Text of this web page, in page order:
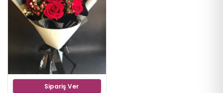
Sipariş Ver